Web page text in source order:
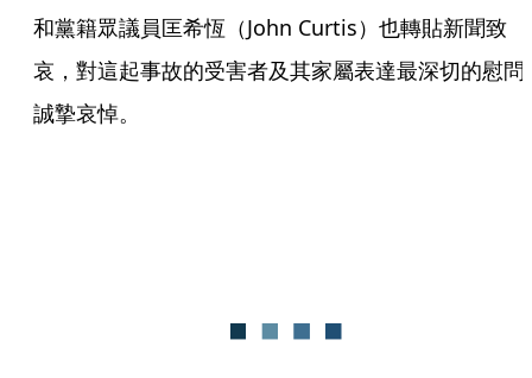
和黨籍眾議員匡希恆（John Curtis）也轉貼新聞致
哀，對這起事故的受害者及其家屬表達最深切的慰問
誠摯哀悼。